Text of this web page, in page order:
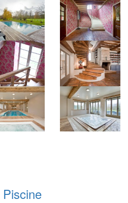
Piscine